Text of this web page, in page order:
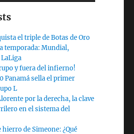
el triple de Botas de Oro
temporada: Mundial,
y fuera del infierno!
Panamá sella el primer
L
por la derecha, la clave
en el sistema del
hierro de Simeone: ¿Qué